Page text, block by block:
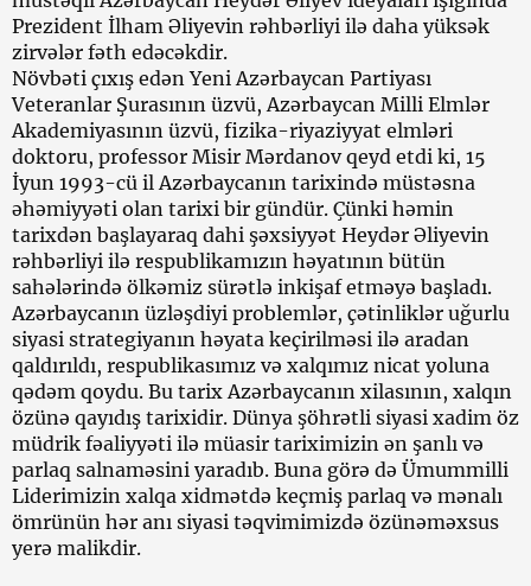
Prezident İlham Əliyevin rəhbərliyi ilə daha yüksək
zirvələr fəth edəcəkdir.
Növbəti çıxış edən Yeni Azərbaycan Partiyası
Veteranlar Şurasının üzvü, Azərbaycan Milli Elmlər
Akademiyasının üzvü, fizika-riyaziyyat elmləri
doktoru, professor Misir Mərdanov qeyd etdi ki, 15
İyun 1993-cü il Azərbaycanın tarixində müstəsna
əhəmiyyəti olan tarixi bir gündür. Çünki həmin
tarixdən başlayaraq dahi şəxsiyyət Heydər Əliyevin
rəhbərliyi ilə respublikamızın həyatının bütün
sahələrində ölkəmiz sürətlə inkişaf etməyə başladı.
Azərbaycanın üzləşdiyi problemlər, çətinliklər uğurlu
siyasi strategiyanın həyata keçirilməsi ilə aradan
qaldırıldı, respublikasımız və xalqımız nicat yoluna
qədəm qoydu. Bu tarix Azərbaycanın xilasının, xalqın
özünə qayıdış tarixidir. Dünya şöhrətli siyasi xadim öz
müdrik fəaliyyəti ilə müasir tariximizin ən şanlı və
parlaq salnaməsini yaradıb. Buna görə də Ümummilli
Liderimizin xalqa xidmətdə keçmiş parlaq və mənalı
ömrünün hər anı siyasi təqvimimizdə özünəməxsus
yerə malikdir.